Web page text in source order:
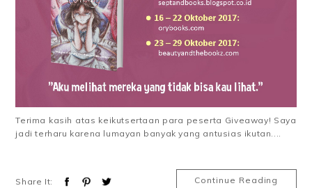
Terima kasih atas keikutsertaan para peserta Giveaway! Saya
jadi terharu karena lumayan banyak yang antusias ikutan....
Share It: Continue Reading